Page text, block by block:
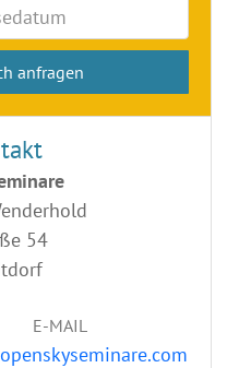
anfragen
54
E-MAIL